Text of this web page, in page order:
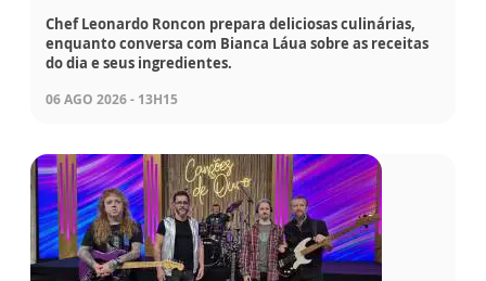
Chef Leonardo Roncon prepara deliciosas culinárias,
enquanto conversa com Bianca Láua sobre as receitas
do dia e seus ingredientes.
06 AGO 2026 - 13H15